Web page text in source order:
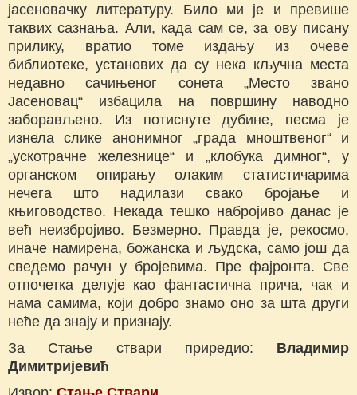
јасеновачку литературу. Било ми је и превише
таквих сазнања. Али, када сам се, за ову писану
прилику, вратио томе издању из очеве
библиотеке, установих да су нека кључна места
недавно сачињеног сонета „Место звано
Јасеновац“ избацила на површину наводно
заборављено. Из потиснуте дубине, песма је
изнела слике анонимног „града мноштвеног“ и
„ускотрачне железнице“ и „клобука димног“, у
органском опирању олаким статистичарима
нечега што надилази свако бројање и
књиговодство. Некада тешко набројиво данас је
већ неизбројиво. Безмерно. Правда је, рекосмо,
иначе намирена, божанска и људска, само још да
сведемо рачун у бројевима. Пре фајронта. Све
отпочетка делује као фантастична прича, чак и
нама самима, који добро знамо оно за шта други
неће да знају и признају.
За Стање ствари приредио: Владимир
Димитријевић